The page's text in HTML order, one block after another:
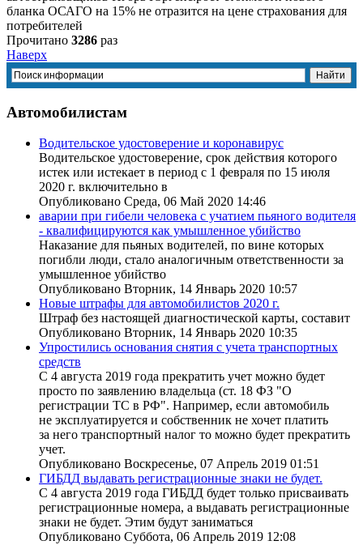
бланка ОСАГО на 15% не отразится на цене страхования для
потребителей
Прочитано 3286 раз
Наверх
Автомобилистам
Водительское удостоверение и коронавирус
Водительское удостоверение, срок действия которого
истек или истекает в период с 1 февраля по 15 июля
2020 г. включительно в
Опубликовано Среда, 06 Май 2020 14:46
аварии при гибели человека с учатием пьяного водителя
- квалифицируются как умышленное убийство
Наказание для пьяных водителей, по вине которых
погибли люди, стало аналогичным ответственности за
умышленное убийство
Опубликовано Вторник, 14 Январь 2020 10:57
Новые штрафы для автомобилистов 2020 г.
Штраф без настоящей диагностической карты, составит
Опубликовано Вторник, 14 Январь 2020 10:35
Упростились основания снятия с учета транспортных
средств
С 4 августа 2019 года прекратить учет можно будет
просто по заявлению владельца (ст. 18 ФЗ "О
регистрации ТС в РФ". Например, если автомобиль
не эксплуатируется и собственник не хочет платить
за него транспортный налог то можно будет прекратить
учет.
Опубликовано Воскресенье, 07 Апрель 2019 01:51
ГИБДД выдавать регистрационные знаки не будет.
С 4 августа 2019 года ГИБДД будет только присваивать
регистрационные номера, а выдавать регистрационные
знаки не будет. Этим будут заниматься
Опубликовано Суббота, 06 Апрель 2019 12:08